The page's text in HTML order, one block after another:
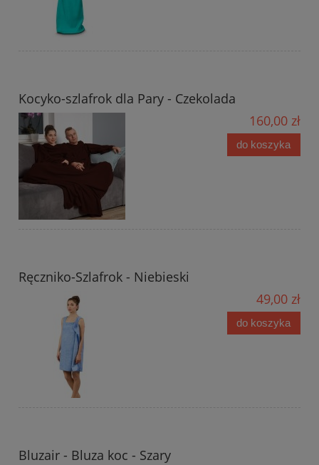
Kocyko-szlafrok dla Pary - Czekolada
160,00 zł
do koszyka
Ręczniko-Szlafrok - Niebieski
49,00 zł
do koszyka
Bluzair - Bluza koc - Szary